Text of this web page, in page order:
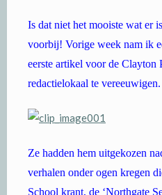
Is dat niet het mooiste wat er
voorbij! Vorige week nam ik
eerste artikel voor de Clayton
redactielokaal te vereeuwigen.
Ze hadden hem uitgekozen
verhalen onder ogen kregen
School krant, de ‘Northgate